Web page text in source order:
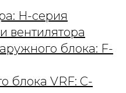
H-серия
вентилятора
блока: F-
блока VRF: C-